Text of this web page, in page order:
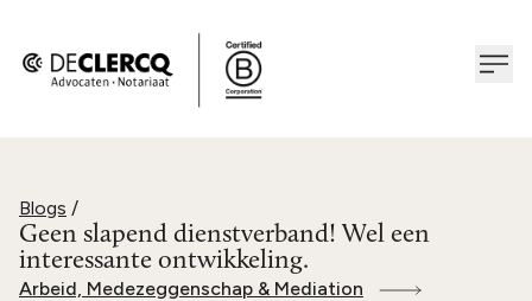
Blogs /
Geen slapend dienstverband! Wel een
interessante ontwikkeling.
Arbeid, Medezeggenschap & Mediation